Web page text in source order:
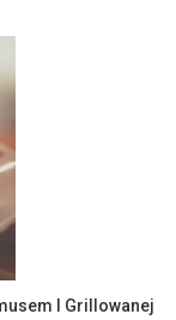
I Grillowanej